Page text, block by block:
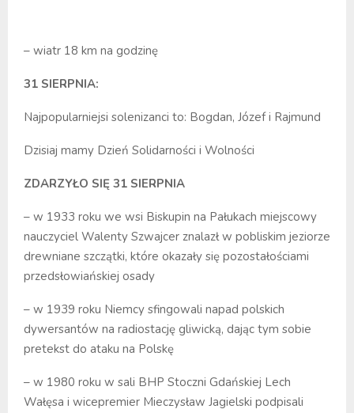
– wiatr 18 km na godzinę
31 SIERPNIA:
Najpopularniejsi solenizanci to: Bogdan, Józef i Rajmund
Dzisiaj mamy Dzień Solidarności i Wolności
ZDARZYŁO SIĘ 31 SIERPNIA
– w 1933 roku we wsi Biskupin na Pałukach miejscowy
nauczyciel Walenty Szwajcer znalazł w pobliskim jeziorze
drewniane szczątki, które okazały się pozostałościami
przedsłowiańskiej osady
– w 1939 roku Niemcy sfingowali napad polskich
dywersantów na radiostację gliwicką, dając tym sobie
pretekst do ataku na Polskę
– w 1980 roku w sali BHP Stoczni Gdańskiej Lech
Wałęsa i wicepremier Mieczysław Jagielski podpisali